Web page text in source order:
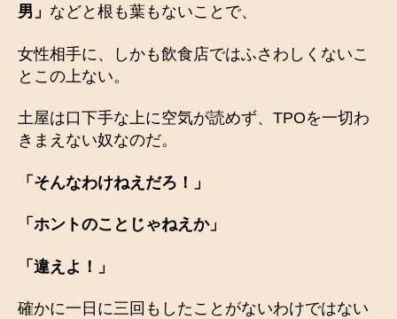
男」 などと根も葉もないことで、
女性相手に、しかも飲食店ではふさわしくないこ
とこの上ない。
土屋は口下手な上に空気が読めず、TPOを一切わ
きまえない奴なのだ。
「そんなわけねえだろ！」
「ホントのことじゃねえか」
「違えよ！」
確かに一日に三回もしたことがないわけではない